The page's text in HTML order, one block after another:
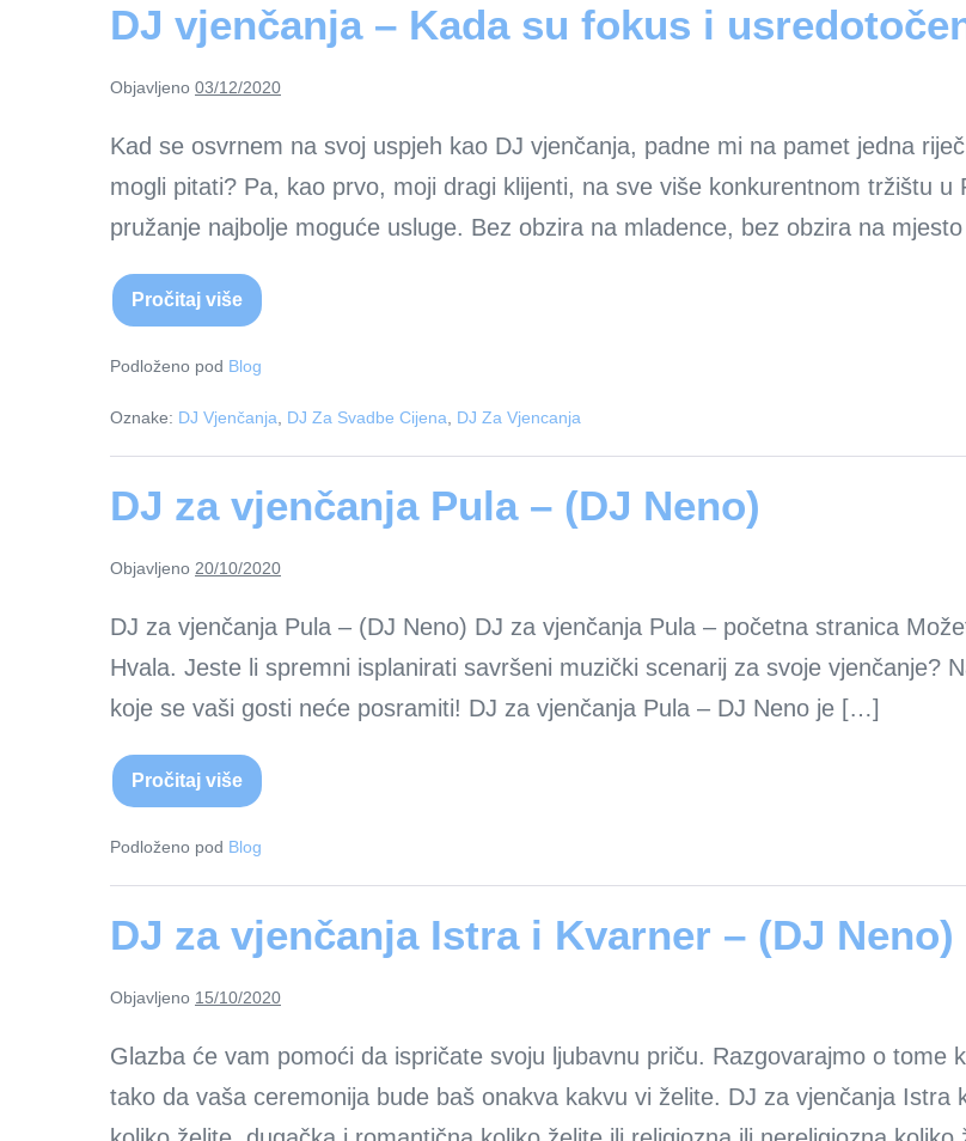
DJ vjenčanja – Kada su fokus i
Objavljeno 03/12/2020
Kad se osvrnem na svoj uspjeh kao DJ vjenčanja, padne mi na pamet jedna
mogli pitati? Pa, kao prvo, moji dragi klijenti, na sve više konkurentnom tržištu
pružanje najbolje moguće usluge. Bez obzira na mladence, bez obzira na
Pročitaj više
DJ
vjenčanja
Kada
i
na
Podloženo pod Blog
Oznake: DJ Vjenčanja DJ Za Svadbe Cijena DJ Za Vjencanja
DJ za vjenčanja Pula – (DJ Neno)
Objavljeno 20/10/2020
DJ za vjenčanja Pula – (DJ Neno) DJ za vjenčanja Pula – početna stranica
Hvala. Jeste li spremni isplanirati savršeni muzički scenarij za svoje vjenčanje?
koje se vaši gosti neće posramiti! DJ za vjenčanja Pula – DJ Neno je […]
Pročitaj više
DJ
za
Pula
(DJ
Podloženo pod Blog
DJ za vjenčanja Istra i Kvarner – (DJ Neno)
Objavljeno 15/10/2020
Glazba će vam pomoći da ispričate svoju ljubavnu priču. Razgovarajmo o tome
tako da vaša ceremonija bude baš onakva kakvu vi želite. DJ za vjenčanja